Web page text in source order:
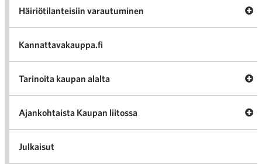
Häiriötilanteisiin varautuminen
Kannattavakauppa.fi
Tarinoita kaupan alalta
Ajankohtaista Kaupan liitossa
Julkaisut